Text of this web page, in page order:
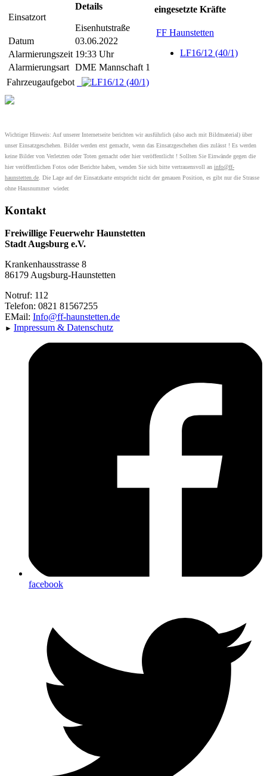
Einsatzort
Details
Eisenhutstraße
Datum
03.06.2022
Alarmierungszeit 19:33 Uhr
Alarmierungsart DME Mannschaft 1
eingesetzte Kräfte
FF Haunstetten
LF16/12 (40/1)
Fahrzeugaufgebot
Wichtiger Hinweis: Auf unserer Internetseite berichten wir ausführlich (also auch mit Bildmaterial) über
unser Einsatzgeschehen. Bilder werden erst gemacht, wenn das Einsatzgeschehen dies zulässt ! Es werden
keine Bilder von Verletzten oder Toten gemacht oder hier veröffentlicht ! Sollten Sie Einwände gegen die
hier veröffentlichen Fotos oder Berichte haben, wenden Sie sich bitte vertrauensvoll an info@ff-
haunstetten.de . Die Lage auf der Einsatzkarte entspricht nicht der genauen Position, es gibt nur die Strasse
ohne Hausnummer wieder.
Kontakt
Freiwillige Feuerwehr Haunstetten
Stadt Augsburg e.V.
Krankenhausstrasse 8
86179 Augsburg-Haunstetten
Notruf: 112
Telefon: 0821 81567255
EMail: Info@ff-haunstetten.de
► Impressum & Datenschutz
facebook